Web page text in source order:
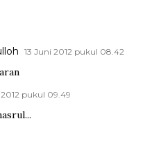
13 Juni 2012 pukul 08.42
2012 pukul 09.49